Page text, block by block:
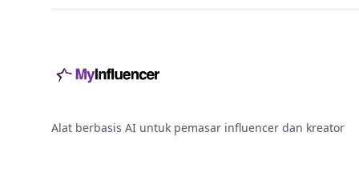
Alat berbasis AI untuk pemasar influencer dan kreator